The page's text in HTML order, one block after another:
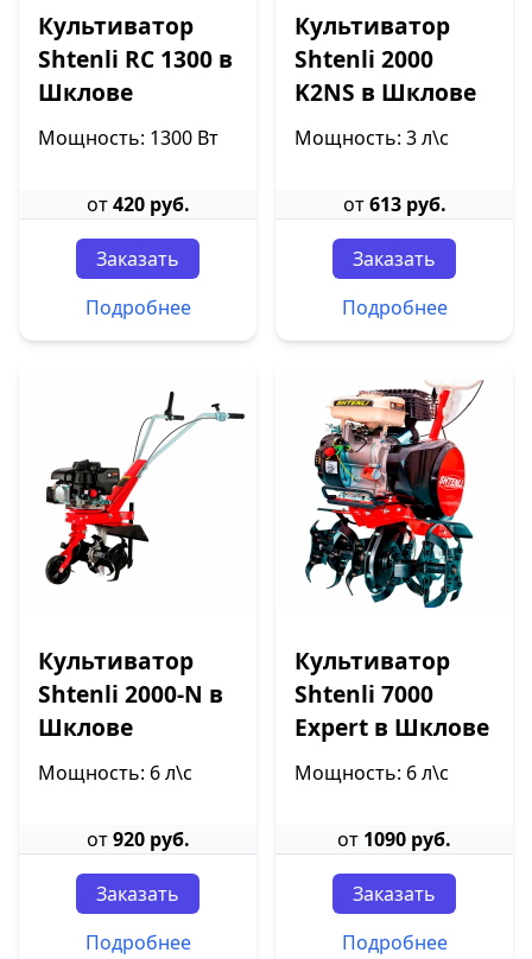
Культиватор
Shtenli RC 1300 в
Шклове
Мощность: 1300 Вт
от420 руб.
Заказать
Подробнее
Культиватор
Shtenli 2000
K2NS в Шклове
Мощность: 3 л\с
от613 руб.
Заказать
Подробнее
Культиватор
Shtenli 2000-N в
Шклове
Мощность: 6 л\с
от920 руб.
Заказать
Подробнее
Культиватор
Shtenli 7000
Expert в Шклове
Мощность: 6 л\с
от 1090 руб.
Заказать
Подробнее